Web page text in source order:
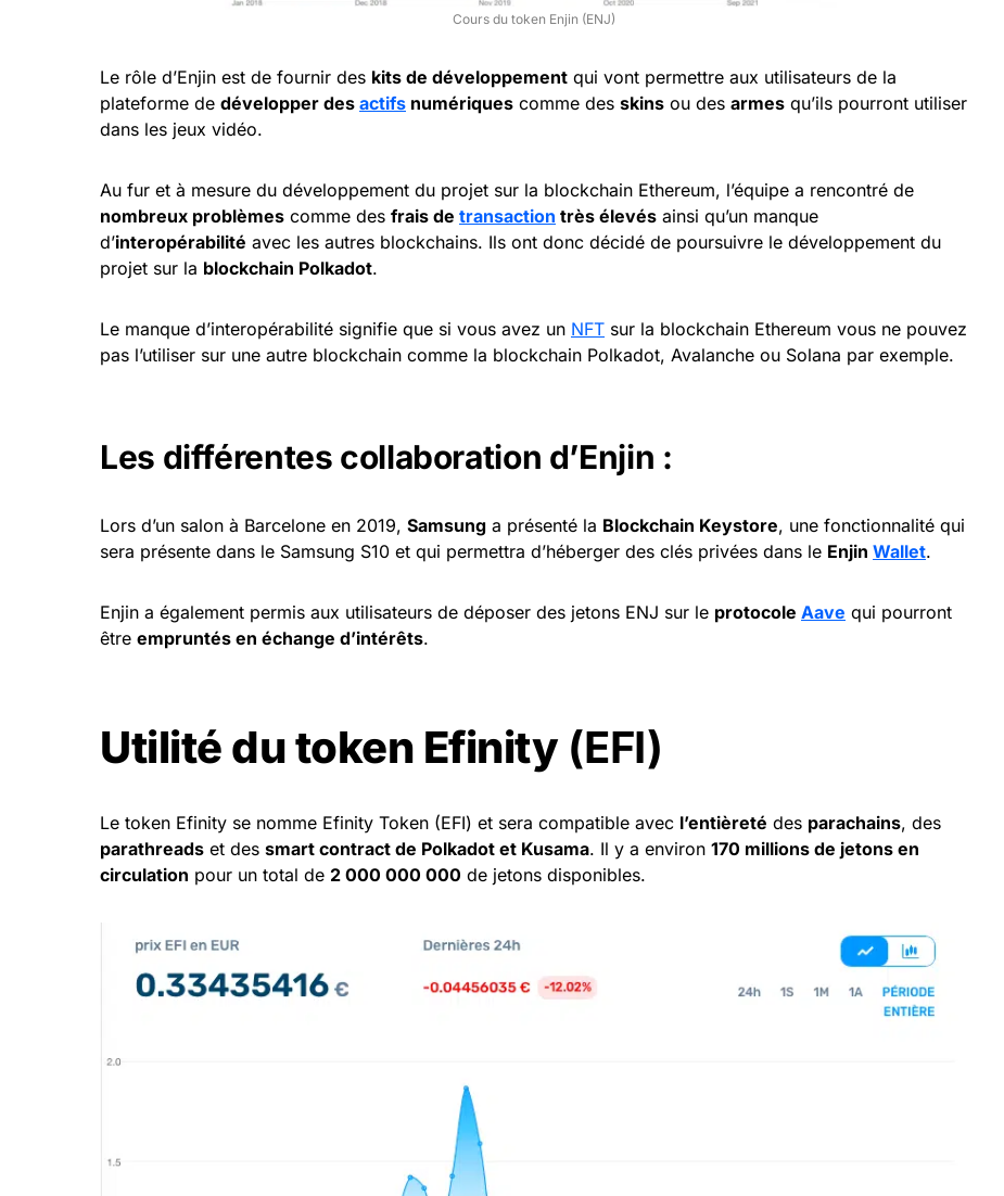
Cours du token Enjin (ENJ)
Le rôle d’Enjin est de fournir des kits de développement qui vont permettre aux utilisateurs de la
plateforme de développer des actifs numériques comme des skins ou des armes qu’ils pourront utiliser
dans les jeux vidéo.
Au fur et à mesure du développement du projet sur la blockchain Ethereum, l’équipe a rencontré de
nombreux problèmes comme des frais de transaction très élevés ainsi qu’un manque
d’interopérabilité avec les autres blockchains. Ils ont donc décidé de poursuivre le développement du
projet sur la blockchain Polkadot.
Le manque d’interopérabilité signifie que si vous avez un NFT sur la blockchain Ethereum vous ne pouvez
pas l’utiliser sur une autre blockchain comme la blockchain Polkadot, Avalanche ou Solana par exemple.
Les différentes collaboration d’Enjin :
Lors d’un salon à Barcelone en 2019, Samsung a présenté la Blockchain Keystore, une fonctionnalité qui
sera présente dans le Samsung S10 et qui permettra d’héberger des clés privées dans le Enjin Wallet.
Enjin a également permis aux utilisateurs de déposer des jetons ENJ sur le protocole Aave qui pourront
être empruntés en échange d’intérêts.
Utilité du token Efinity (EFI)
Le token Efinity se nomme Efinity Token (EFI) et sera compatible avec l’entièreté des parachains, des
parathreads et des smart contract de Polkadot et Kusama. Il y a environ 170 millions de jetons en
circulation pour un total de 2 000 000 000 de jetons disponibles.